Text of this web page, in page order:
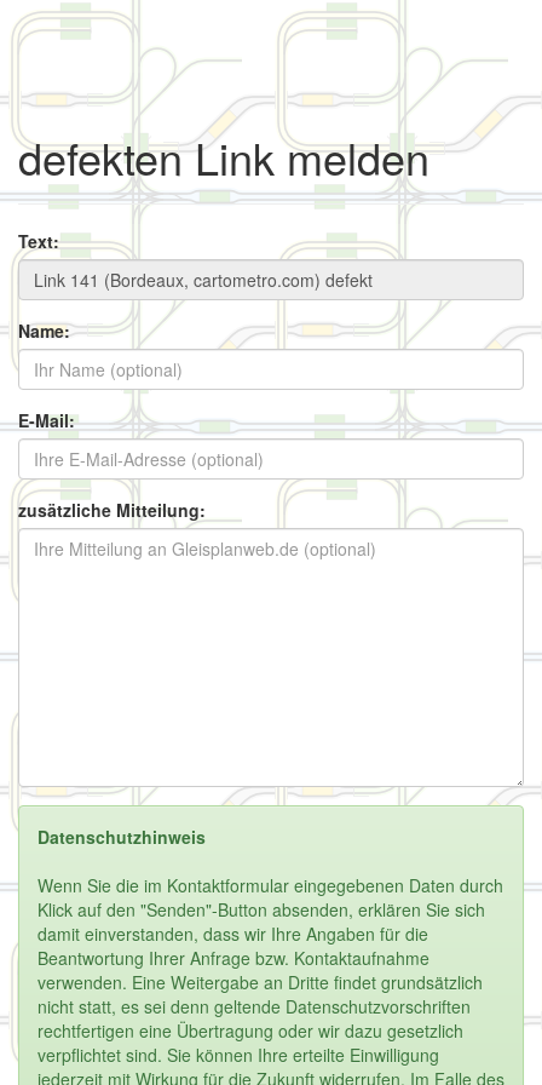
defekten Link melden
Text:
Name:
E-Mail:
zusätzliche Mitteilung:
Datenschutzhinweis
Wenn Sie die im Kontaktformular eingegebenen Daten durch
Klick auf den "Senden"-Button absenden, erklären Sie sich
damit einverstanden, dass wir Ihre Angaben für die
Beantwortung Ihrer Anfrage bzw. Kontaktaufnahme
verwenden. Eine Weitergabe an Dritte findet grundsätzlich
nicht statt, es sei denn geltende Datenschutzvorschriften
rechtfertigen eine Übertragung oder wir dazu gesetzlich
verpflichtet sind. Sie können Ihre erteilte Einwilligung
jederzeit mit Wirkung für die Zukunft widerrufen. Im Falle des